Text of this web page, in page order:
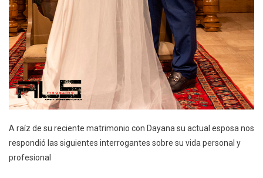
A raíz de su reciente matrimonio con Dayana su actual esposa nos
respondió las siguientes interrogantes sobre su vida personal y
profesional